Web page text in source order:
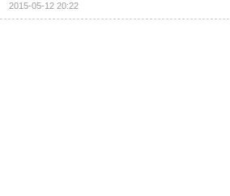
2015-05-12 20:22